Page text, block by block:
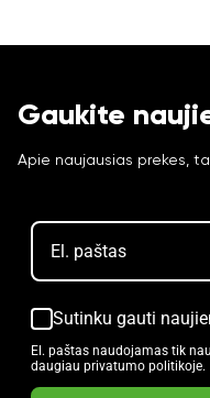
Gaukite
Apie naujausias prekes,
Sutinku gauti
El. paštas naudojamas tik
daugiau privatumo politikoje.